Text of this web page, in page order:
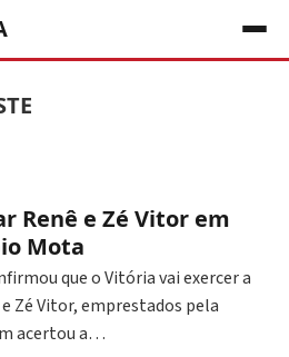
Renê e Zé Vitor em
Mota
que o Vitória vai exercer a
Zé Vitor, emprestados pela
acertou a…